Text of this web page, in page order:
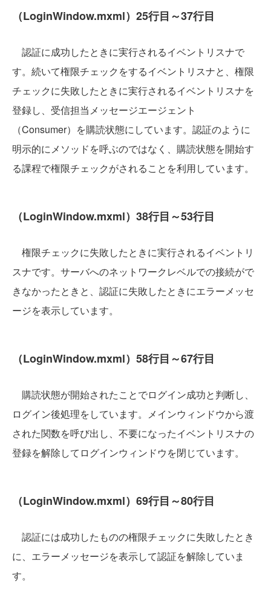
（LoginWindow.mxml）25行目～37行目
認証に成功したときに実行されるイベントリスナで
す。続いて権限チェックをするイベントリスナと、権限
チェックに失敗したときに実行されるイベントリスナを
登録し、受信担当メッセージエージェント
（Consumer）を購読状態にしています。認証のように
明示的にメソッドを呼ぶのではなく、購読状態を開始す
る課程で権限チェックがされることを利用しています。
（LoginWindow.mxml）38行目～53行目
権限チェックに失敗したときに実行されるイベントリ
スナです。サーバへのネットワークレベルでの接続がで
きなかったときと、認証に失敗したときにエラーメッセ
ージを表示しています。
（LoginWindow.mxml）58行目～67行目
購読状態が開始されたことでログイン成功と判断し、
ログイン後処理をしています。メインウィンドウから渡
された関数を呼び出し、不要になったイベントリスナの
登録を解除してログインウィンドウを閉じています。
（LoginWindow.mxml）69行目～80行目
認証には成功したものの権限チェックに失敗したとき
に、エラーメッセージを表示して認証を解除していま
す。